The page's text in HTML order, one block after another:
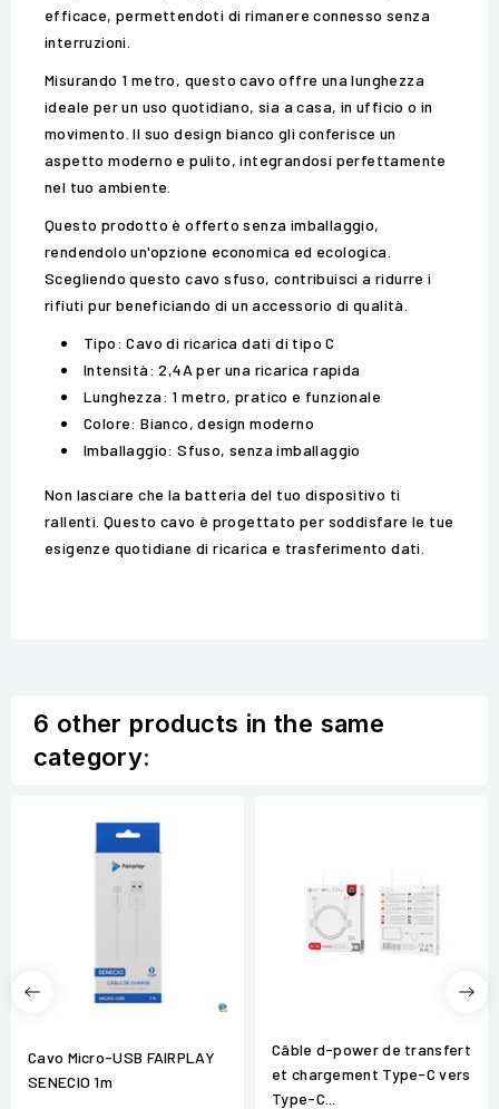
efficace, permettendoti di rimanere connesso senza
interruzioni.
Misurando 1 metro, questo cavo offre una lunghezza
ideale per un uso quotidiano, sia a casa, in ufficio o in
movimento. Il suo design bianco gli conferisce un
aspetto moderno e pulito, integrandosi perfettamente
nel tuo ambiente.
Questo prodotto è offerto senza imballaggio,
rendendolo un'opzione economica ed ecologica.
Scegliendo questo cavo sfuso, contribuisci a ridurre i
rifiuti pur beneficiando di un accessorio di qualità.
Tipo: Cavo di ricarica dati di tipo C
Intensità: 2,4A per una ricarica rapida
Lunghezza: 1 metro, pratico e funzionale
Colore: Bianco, design moderno
Imballaggio: Sfuso, senza imballaggio
Non lasciare che la batteria del tuo dispositivo ti
rallenti. Questo cavo è progettato per soddisfare le tue
esigenze quotidiane di ricarica e trasferimento dati.
6 other products in the same
category:
Cavo Micro-USB FAIRPLAY
SENECIO 1m
Câble d-power de transfert
et chargement Type-C vers
Type-C...